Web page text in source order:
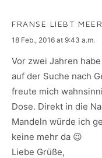
FRANSE LIEBT MEER
says:
18 Feb., 2016 at 9:43 a.m.
Vor zwei Jahren
auf der Suche nach
freute mich
Dose. Direkt in die
Mandeln würde ich
keine mehr da 😉
Liebe Grüße,